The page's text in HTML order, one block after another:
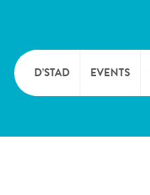
D’STAD EVENTS